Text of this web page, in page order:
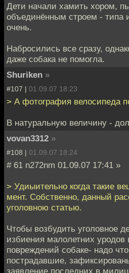
Дети начали хамить хором,
объединённым строем - типа
очень.
Набросились все сразу,
даже собака не помогла.
Shuriken »
#107 | 01.09.07 18:23
> А фотография велосипеда
В натуральную величину -
vovan3312 »
#108 | 01.09.07 18:24
# 61 n272nm 01.09.07 17:41 »
> Удиыительно когда такие
мент. Собственно, данный
уголовною статью.
Чтобы возбудить уголовное
избиения малолетних уродов
повреждений собаке- надо
пострадавшие,
заявление последних в